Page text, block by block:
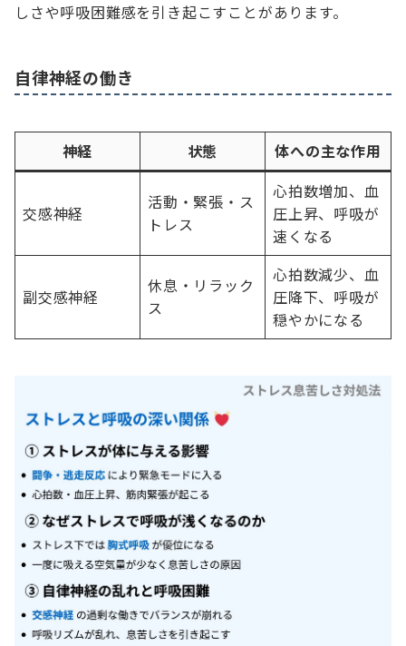
しさや呼吸困難感を引き起こすことがあります。
自律神経の働き
神経 状態 体への主な作用
交感神経
活動・緊張・ス
トレス
心拍数増加、血
圧上昇、呼吸が
速くなる
副交感神経
休息・リラック
ス
心拍数減少、血
圧降下、呼吸が
穏やかになる